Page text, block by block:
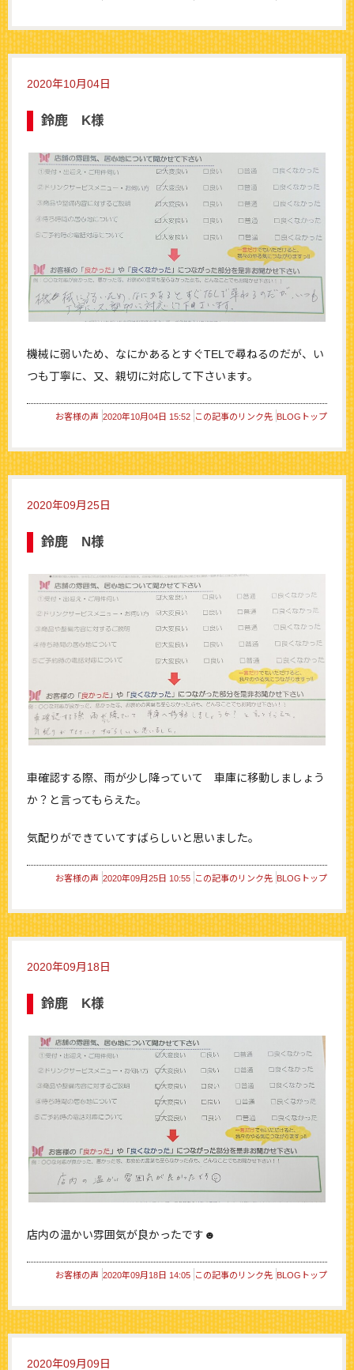
2020年10月04日
鈴鹿 K様
機械に弱いため、なにかあるとすぐTELで尋ねるのだが、い
つも丁寧に、又、親切に対応して下さいます。
お客様の声 2020年10月04日 15:52 この記事のリンク先 BLOGトップ
2020年09月25日
鈴鹿 N様
車確認する際、雨が少し降っていて 車庫に移動しましょう
か？と言ってもらえた。
気配りができていてすばらしいと思いました。
お客様の声 2020年09月25日 10:55 この記事のリンク先 BLOGトップ
2020年09月18日
鈴鹿 K様
店内の温かい雰囲気が良かったです☻
お客様の声 2020年09月18日 14:05 この記事のリンク先 BLOGトップ
2020年09月09日